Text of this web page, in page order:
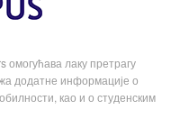
омогућава лаку претрагу
додатне информације о
као и о студенским